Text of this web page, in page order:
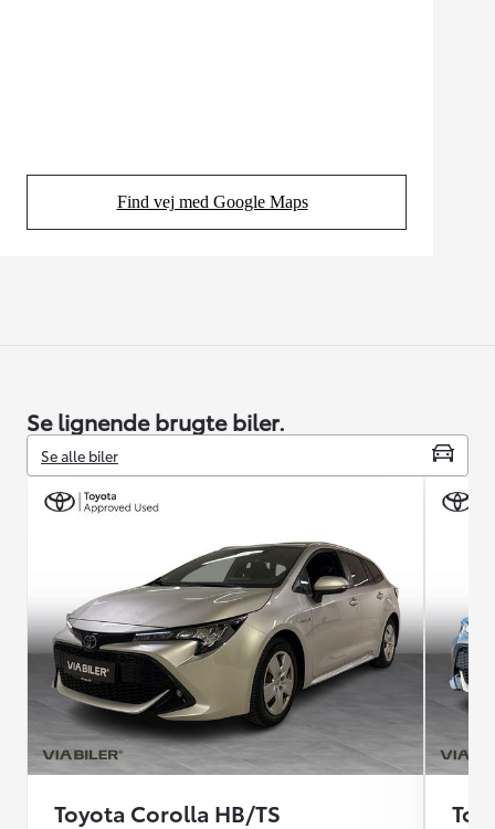
Find vej med Google Maps
(Opens in new tab)
Se lignende brugte biler.
Se alle biler
Toyota Corolla HB/TS